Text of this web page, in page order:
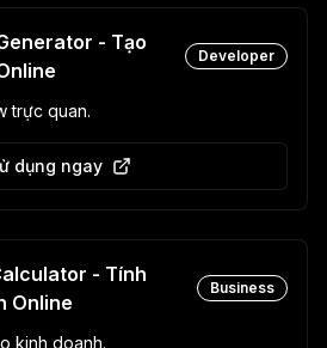
- Tạo
Developer
trực quan.
dụng ngay
- Tính
Online
Business
kinh doanh.